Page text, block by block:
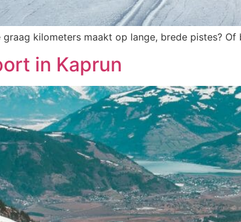
graag kilometers maakt op lange, brede pistes?
in Kaprun